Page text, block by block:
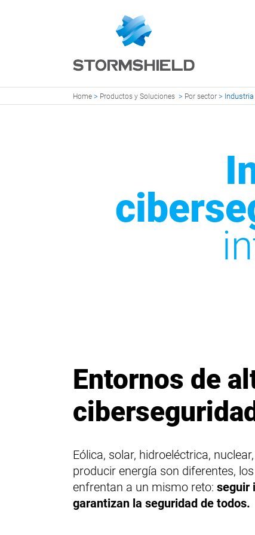
Home > Productos y Soluciones > Por sector >
Entornos de
ciberseguridad
Eólica, solar, hidroeléctrica,
producir energía son diferentes,
enfrentan a un mismo reto: seguir
garantizan la seguridad de todos.